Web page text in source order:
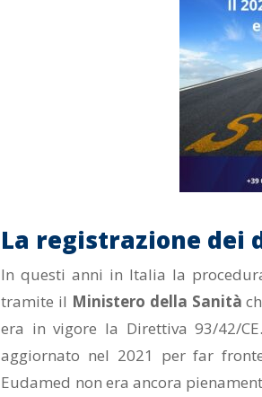
La registrazione dei
In questi anni in Italia la
tramite il Ministero della Sanità
era in vigore la Direttiva 93/42/
aggiornato nel 2021 per far
Eudamed non era ancora